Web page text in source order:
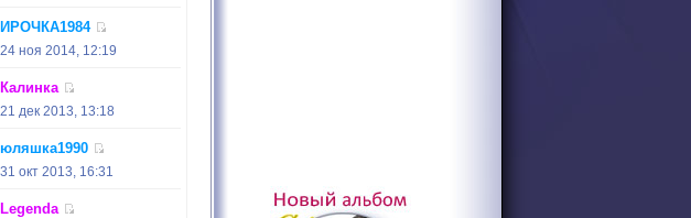
ИРОЧКА1984
24 ноя 2014, 12:19
Калинка
21 дек 2013, 13:18
юляшка1990
31 окт 2013, 16:31
Legenda